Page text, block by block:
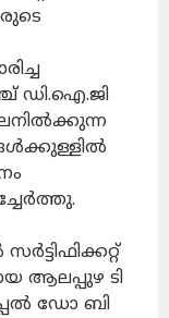
ഡി.ഐ.ജി
ആലപ്പുഴ ടി
ഡോ ബി